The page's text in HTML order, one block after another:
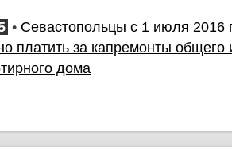
• Севастопольцы с 1 июля 2016
платить за капремонты общего
дома